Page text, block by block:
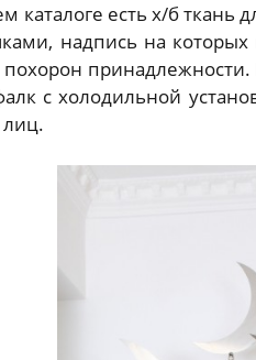
каталоге есть х/б ткань
надпись на
принадлежности.
с холодильной